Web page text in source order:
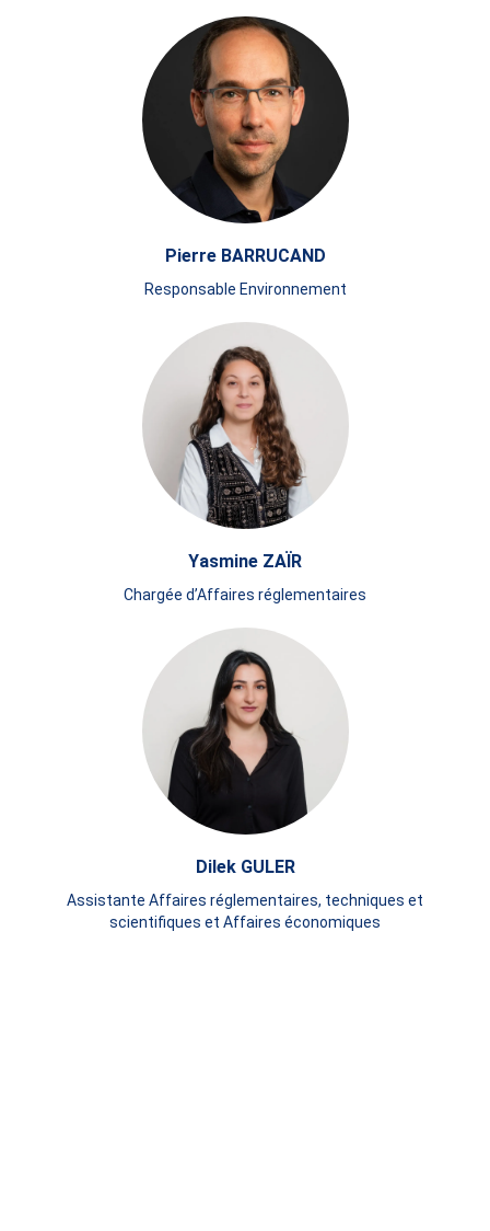
Pierre BARRUCAND
Responsable Environnement
Yasmine ZAÏR
Chargée d’Affaires réglementaires
Dilek GULER
Assistante Affaires réglementaires, techniques et
scientifiques et Affaires économiques